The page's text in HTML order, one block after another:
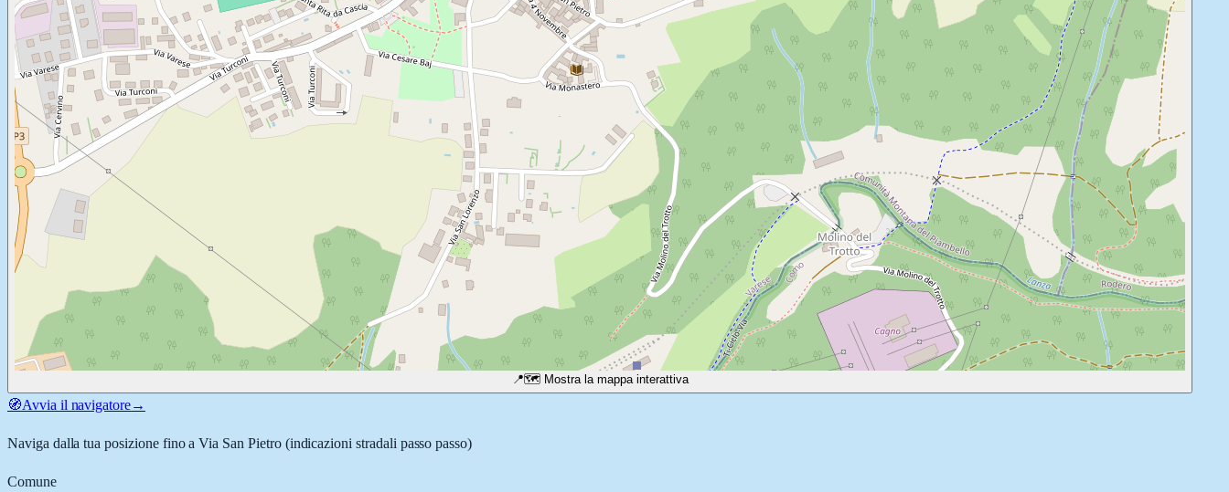
📍🗺️ Mostra la mappa interattiva
🧭Avvia il navigatore→
Naviga dalla tua posizione fino aVia San Pietro(indicazioni stradali passo passo)
Comune